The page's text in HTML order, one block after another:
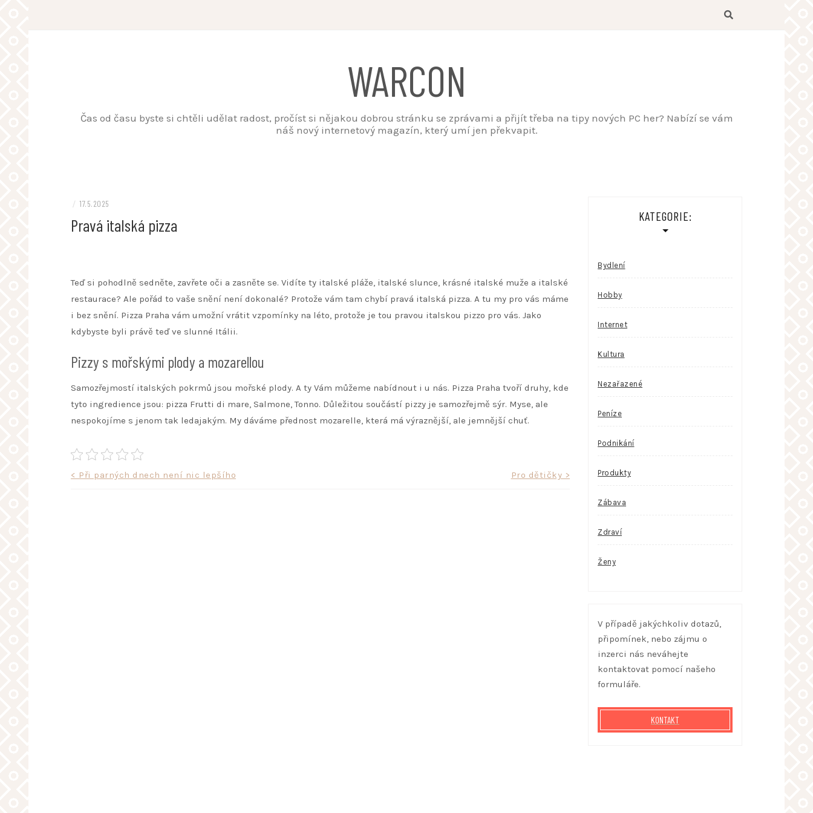
WARCON
Čas od času byste si chtěli udělat radost, pročíst si nějakou dobrou stránku se zprávami a přijít třeba na tipy nových PC her? Nabízí se vám
náš nový internetový magazín, který umí jen překvapit.
/ 17.5.2025
Pravá italská pizza
Teď si pohodlně sedněte, zavřete oči a zasněte se. Vidíte ty italské pláže, italské slunce, krásné italské muže a italské
restaurace? Ale pořád to vaše snění není dokonalé? Protože vám tam chybí pravá italská pizza. A tu my pro vás máme
i bez snění. Pizza Praha vám umožní vrátit vzpomínky na léto, protože je tou pravou italskou pizzo pro vás. Jako
kdybyste byli právě teď ve slunné Itálii.
Pizzy s mořskými plody a mozarellou
Samozřejmostí italských pokrmů jsou mořské plody. A ty Vám můžeme nabídnout i u nás. Pizza Praha tvoří druhy, kde
tyto ingredience jsou: pizza Frutti di mare, Salmone, Tonno. Důležitou součástí pizzy je samozřejmě sýr. Myse, ale
nespokojíme s jenom tak ledajakým. My dáváme přednost mozarelle, která má výraznější, ale jemnější chuť.
Navigace
< Při parných dnech není nic lepšího Pro dětičky >
KATEGORIE:
Bydlení
Hobby
Internet
Kultura
Nezařazené
Peníze
Podnikání
Produkty
Zábava
Zdraví
Ženy
V případě jakýchkoliv dotazů,
připomínek, nebo zájmu o
inzerci nás neváhejte
kontaktovat pomocí našeho
formuláře.
KONTAKT